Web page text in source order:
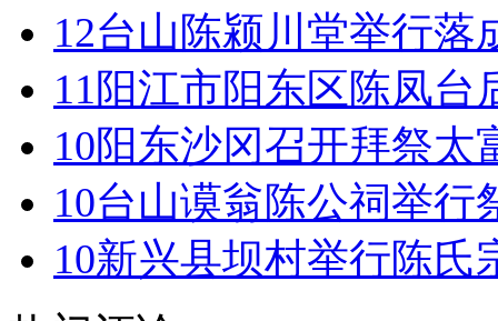
12台山陈颍川堂举行落
11阳江市阳东区陈凤台
10阳东沙冈召开拜祭太
10台山谟翁陈公祠举行
10新兴县坝村举行陈氏